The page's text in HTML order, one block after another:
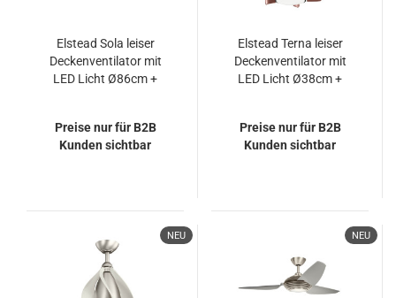
Elstead Sola leiser
Deckenventilator mit
LED Licht Ø86cm +
Preise nur für B2B
Kunden sichtbar
Elstead Terna leiser
Deckenventilator mit
LED Licht Ø38cm +
Preise nur für B2B
Kunden sichtbar
NEU NEU